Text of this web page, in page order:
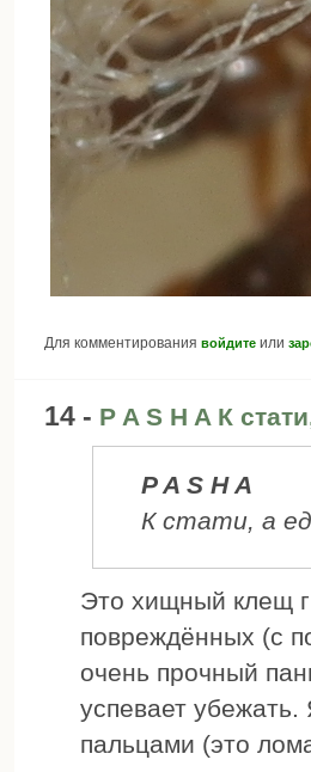
Для комментирования войдите или
14 - P A S H A К
P A S H A
К стати, а
Это хищный клещ
повреждённых (с
очень прочный
успевает
пальцами (это